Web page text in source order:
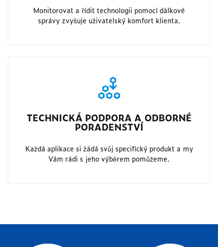
Monitorovat a řídit technologii pomocí dálkové
správy zvyšuje uživatelský komfort klienta.
TECHNICKÁ PODPORA A ODBORNÉ
PORADENSTVÍ
Každá aplikace si žádá svůj specifický produkt a my
Vám rádi s jeho výběrem pomůžeme.